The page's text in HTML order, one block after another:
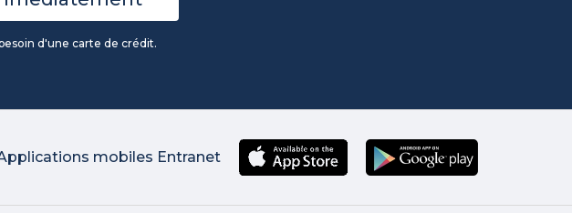
d'une carte de crédit.
mobiles Entranet